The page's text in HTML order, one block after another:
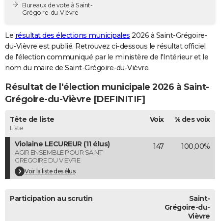
Destinations
City break
Voyage nature
Voyage de noces
Forum
PHOTO
GUIDES D'ACHAT
CARTE DE VOEUX
Carte de Noël
Carte Bonne année
Carte Saint-Valentin
Carte Pâques
Carte d'anniversaire
DICTIONNAIRE
COPAINS D'AVANT
S'inscrire
Se connecter
Lycées
Collèges
Primaires
Universités
Entreprises
Service militaire
Avis de recherche
AVIS DE DÉCÈS
FORUM
Bureaux de vote à Saint-
Grégoire-du-Vièvre
Le résultat des élections municipales 2026 à Saint-Grégoire-
du-Vièvre est publié. Retrouvez ci-dessous le résultat officiel
de l'élection communiqué par le ministère de l'Intérieur et le
nom du maire de Saint-Grégoire-du-Vièvre.
Résultat de l'élection municipale 2026 à Saint-
Grégoire-du-Vièvre [DEFINITIF]
Tête de liste
Liste
Voix % des voix
Violaine LECUREUR (11 élus)
AGIR ENSEMBLE POUR SAINT
GREGOIRE DU VIEVRE
Voir la liste des élus
147 100,00%
Participation au scrutin
Saint-
Grégoire-du-
Vièvre